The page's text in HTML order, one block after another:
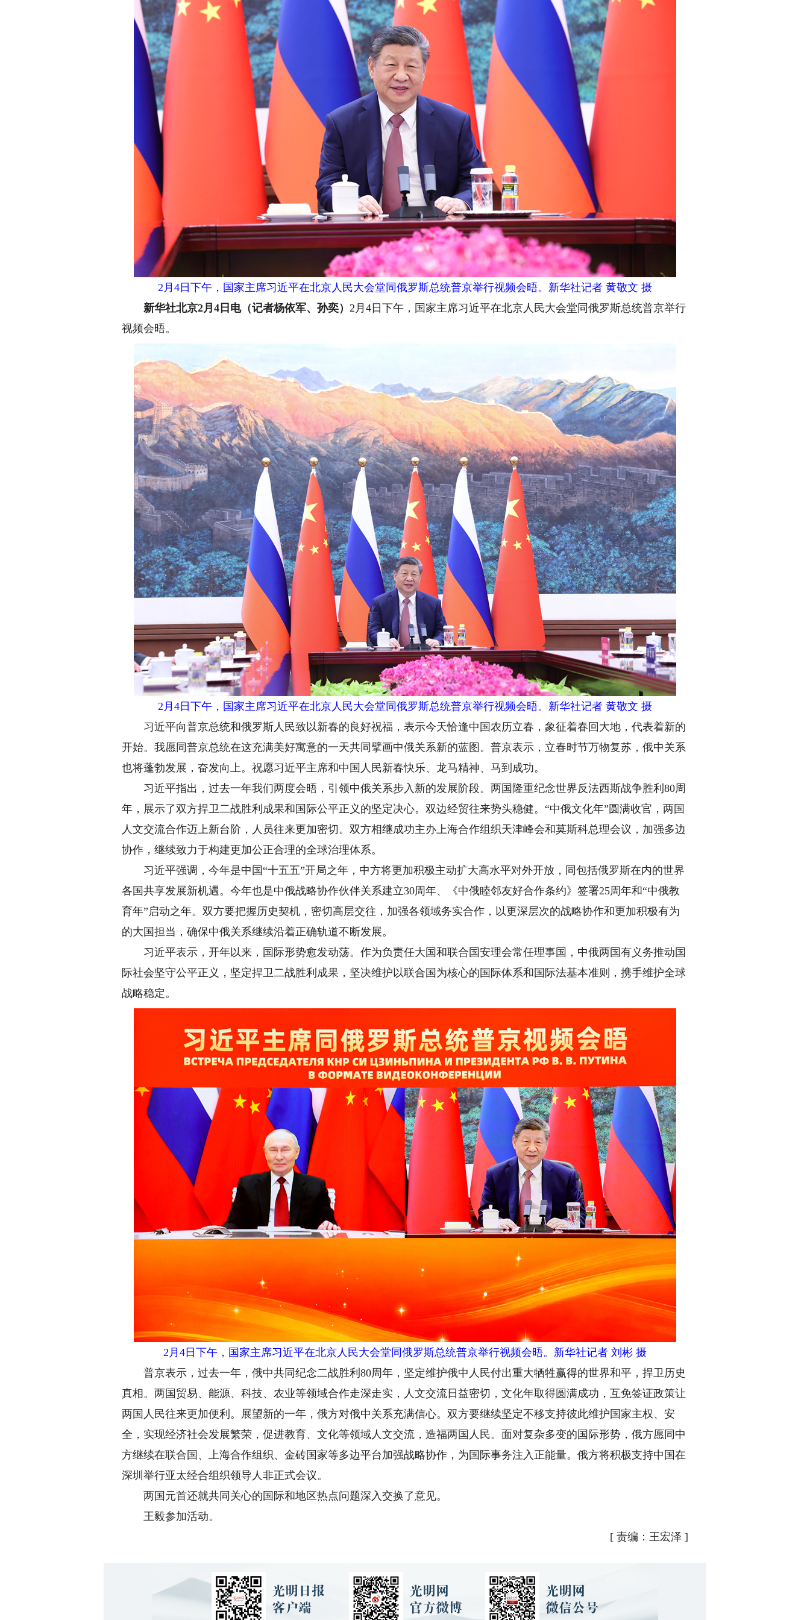
2月4日下午，国家主席习近平在北京人民大会堂同俄罗斯总统普京举行视频会晤。新华社记者 黄敬文 摄
新华社北京2月4日电（记者杨依军、孙奕） 2月4日下午，国家主席习近平在北京人民大会堂同俄罗斯总统普京举行
视频会晤。
2月4日下午，国家主席习近平在北京人民大会堂同俄罗斯总统普京举行视频会晤。新华社记者 黄敬文 摄
习近平向普京总统和俄罗斯人民致以新春的良好祝福，表示今天恰逢中国农历立春，象征着春回大地，代表着新的
开始。我愿同普京总统在这充满美好寓意的一天共同擘画中俄关系新的蓝图。普京表示，立春时节万物复苏，俄中关系
也将蓬勃发展，奋发向上。祝愿习近平主席和中国人民新春快乐、龙马精神、马到成功。
习近平指出，过去一年我们两度会晤，引领中俄关系步入新的发展阶段。两国隆重纪念世界反法西斯战争胜利80周
年，展示了双方捍卫二战胜利成果和国际公平正义的坚定决心。双边经贸往来势头稳健。“中俄文化年”圆满收官，两国
人文交流合作迈上新台阶，人员往来更加密切。双方相继成功主办上海合作组织天津峰会和莫斯科总理会议，加强多边
协作，继续致力于构建更加公正合理的全球治理体系。
习近平强调，今年是中国“十五五”开局之年，中方将更加积极主动扩大高水平对外开放，同包括俄罗斯在内的世界
各国共享发展新机遇。今年也是中俄战略协作伙伴关系建立30周年、《中俄睦邻友好合作条约》签署25周年和“中俄教
育年”启动之年。双方要把握历史契机，密切高层交往，加强各领域务实合作，以更深层次的战略协作和更加积极有为
的大国担当，确保中俄关系继续沿着正确轨道不断发展。
习近平表示，开年以来，国际形势愈发动荡。作为负责任大国和联合国安理会常任理事国，中俄两国有义务推动国
际社会坚守公平正义，坚定捍卫二战胜利成果，坚决维护以联合国为核心的国际体系和国际法基本准则，携手维护全球
战略稳定。
2月4日下午，国家主席习近平在北京人民大会堂同俄罗斯总统普京举行视频会晤。新华社记者 刘彬 摄
普京表示，过去一年，俄中共同纪念二战胜利80周年，坚定维护俄中人民付出重大牺牲赢得的世界和平，捍卫历史
真相。两国贸易、能源、科技、农业等领域合作走深走实，人文交流日益密切，文化年取得圆满成功，互免签证政策让
两国人民往来更加便利。展望新的一年，俄方对俄中关系充满信心。双方要继续坚定不移支持彼此维护国家主权、安
全，实现经济社会发展繁荣，促进教育、文化等领域人文交流，造福两国人民。面对复杂多变的国际形势，俄方愿同中
方继续在联合国、上海合作组织、金砖国家等多边平台加强战略协作，为国际事务注入正能量。俄方将积极支持中国在
深圳举行亚太经合组织领导人非正式会议。
两国元首还就共同关心的国际和地区热点问题深入交换了意见。
王毅参加活动。
[ 责编：王宏泽 ]